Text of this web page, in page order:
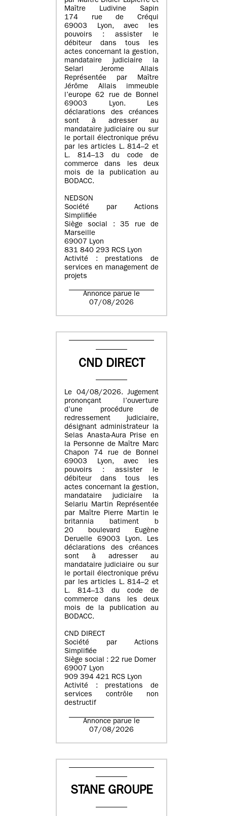
Maître Ludivine Sapin
174 rue de Créqui
69003 Lyon, avec les
pouvoirs : assister le
débiteur dans tous les
actes concernant la gestion,
mandataire judiciaire la
Selarl Jerome Allais
Représentée par Maître
Jérôme Allais immeuble
l’europe 62 rue de Bonnel
69003 Lyon. Les
déclarations des créances
sont à adresser au
mandataire judiciaire ou sur
le portail électronique prévu
par les articles L. 814–2 et
L. 814–13 du code de
commerce dans les deux
mois de la publication au
BODACC.
NEDSON
Société par Actions
Simplifiée
Siège social : 35 rue de
Marseille
69007 Lyon
831 840 293 RCS Lyon
Activité : prestations de
services en management de
projets
Annonce parue le
07/08/2026
CND DIRECT
Le 04/08/2026. Jugement
prononçant l’ouverture
d’une procédure de
redressement judiciaire,
désignant administrateur la
Selas Anasta-Aura Prise en
la Personne de Maître Marc
Chapon 74 rue de Bonnel
69003 Lyon, avec les
pouvoirs : assister le
débiteur dans tous les
actes concernant la gestion,
mandataire judiciaire la
Selarlu Martin Représentée
par Maître Pierre Martin le
britannia batiment b
20 boulevard Eugène
Deruelle 69003 Lyon. Les
déclarations des créances
sont à adresser au
mandataire judiciaire ou sur
le portail électronique prévu
par les articles L. 814–2 et
L. 814–13 du code de
commerce dans les deux
mois de la publication au
BODACC.
CND DIRECT
Société par Actions
Simplifiée
Siège social : 22 rue Domer
69007 Lyon
909 394 421 RCS Lyon
Activité : prestations de
services contrôle non
destructif
Annonce parue le
07/08/2026
STANE GROUPE